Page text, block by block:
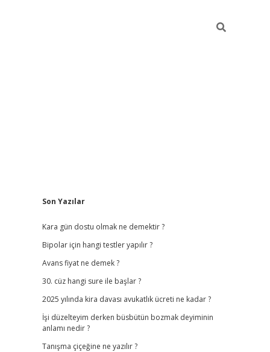
Sidebar
Son Yazılar
Kara gün dostu olmak ne demektir ?
Bipolar için hangi testler yapılır ?
Avans fiyat ne demek ?
30. cüz hangi sure ile başlar ?
2025 yılında kira davası avukatlık ücreti ne kadar ?
İşi düzelteyim derken büsbütün bozmak deyiminin
anlamı nedir ?
Tanışma çiçeğine ne yazılır ?